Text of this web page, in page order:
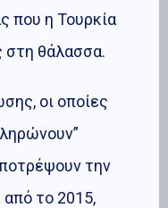
που η Τουρκία
στη θάλασσα.
οι οποίες
την
το 2015,